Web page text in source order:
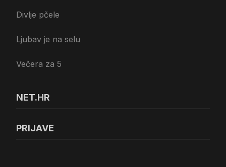
Divlje pčele
Ljubav je na selu
Večera za 5
NET.HR
PRIJAVE